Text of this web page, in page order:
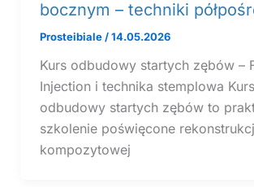
bocznym – techniki
Prosteibiale /14.05.2026
Kurs odbudowy startych zębów –
Injection i technika stemplowa Kurs
odbudowy startych zębów to
szkolenie poświęcone
kompozytowej